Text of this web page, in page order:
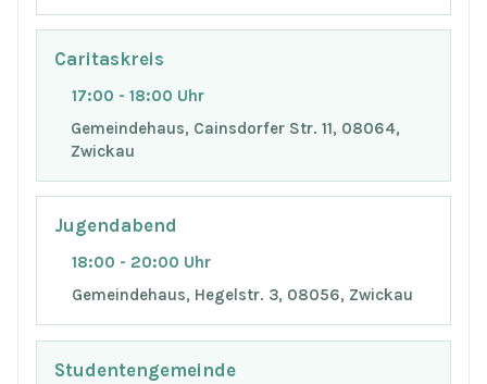
Caritaskreis
17:00 - 18:00 Uhr
Gemeindehaus, Cainsdorfer Str. 11, 08064,
Zwickau
Jugendabend
18:00 - 20:00 Uhr
Gemeindehaus, Hegelstr. 3, 08056, Zwickau
Studentengemeinde